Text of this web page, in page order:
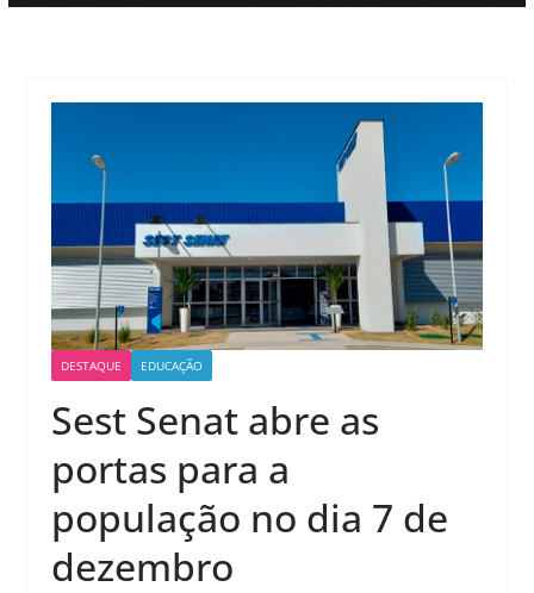
DESTAQUE EDUCAÇÃO
Sest Senat abre as
portas para a
população no dia 7 de
dezembro